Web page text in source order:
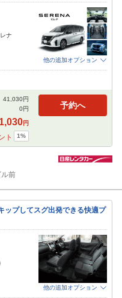
ナ
他の追加オプション
41,030円
0円
円
ト 1%
予約へ
前
プしてスグ出発できる快適プ
他の追加オプション